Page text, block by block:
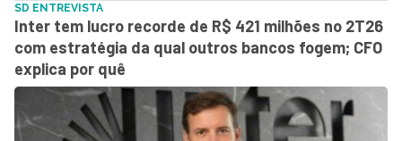
SD ENTREVISTA
Inter tem lucro recorde de R$ 421 milhões no 2T26
com estratégia da qual outros bancos fogem; CFO
explica por quê